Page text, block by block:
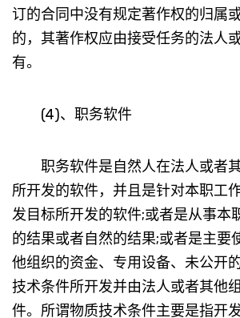
订的合同中没有规定著作权的归属
的，其著作权应由接受任务的法人
有。
(4)、职务软件
职务软件是自然人在法人或者
所开发的软件，并且是针对本职工
发目标所开发的软件;或者是从事本
的结果或者自然的结果;或者是主要
他组织的资金、专用设备、未公开
技术条件所开发并由法人或者其他
件。所谓物质技术条件主要是指开